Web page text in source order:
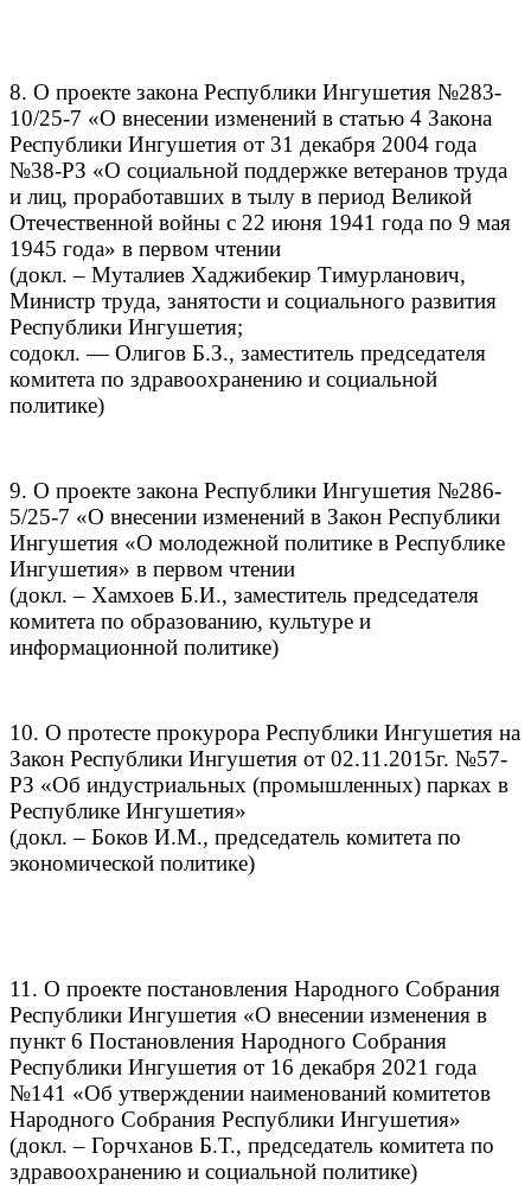
8. О проекте закона Республики Ингушетия №283-
10/25-7 «О внесении изменений в статью 4 Закона
Республики Ингушетия от 31 декабря 2004 года
№38-РЗ «О социальной поддержке ветеранов труда
и лиц, проработавших в тылу в период Великой
Отечественной войны с 22 июня 1941 года по 9 мая
1945 года» в первом чтении
(докл. – Муталиев Хаджибекир Тимурланович,
Министр труда, занятости и социального развития
Республики Ингушетия;
содокл. — Олигов Б.З., заместитель председателя
комитета по здравоохранению и социальной
политике)
9. О проекте закона Республики Ингушетия №286-
5/25-7 «О внесении изменений в Закон Республики
Ингушетия «О молодежной политике в Республике
Ингушетия» в первом чтении
(докл. – Хамхоев Б.И., заместитель председателя
комитета по образованию, культуре и
информационной политике)
10. О протесте прокурора Республики Ингушетия на
Закон Республики Ингушетия от 02.11.2015г. №57-
РЗ «Об индустриальных (промышленных) парках в
Республике Ингушетия»
(докл. – Боков И.М., председатель комитета по
экономической политике)
11. О проекте постановления Народного Собрания
Республики Ингушетия «О внесении изменения в
пункт 6 Постановления Народного Собрания
Республики Ингушетия от 16 декабря 2021 года
№141 «Об утверждении наименований комитетов
Народного Собрания Республики Ингушетия»
(докл. – Горчханов Б.Т., председатель комитета по
здравоохранению и социальной политике)